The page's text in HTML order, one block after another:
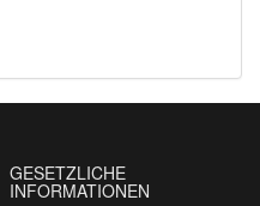
GESETZLICHE
INFORMATIONEN